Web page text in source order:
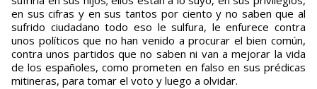
en sus cifras y en sus tantos por ciento y no saben que al
sufrido ciudadano todo eso le sulfura, le enfurece contra
unos políticos que no han venido a procurar el bien común,
contra unos partidos que no saben ni van a mejorar la vida
de los españoles, como prometen en falso en sus prédicas
mitineras, para tomar el voto y luego a olvidar.